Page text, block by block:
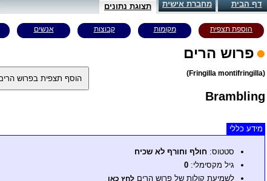
דף הבית מחברת אישית תצוגת נתונים
הוספת תצפית מקומות קבוצות אנשים
פרוש הרים
(Fringilla montifringilla)
Brambling
מידע כללי
סטטוס: חולף וחורף לא שכיח
גיל מקסימלי: 0
לשמיעת קולות של פרוש הרים לחץ כאן